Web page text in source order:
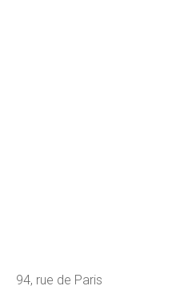
94, rue de Paris